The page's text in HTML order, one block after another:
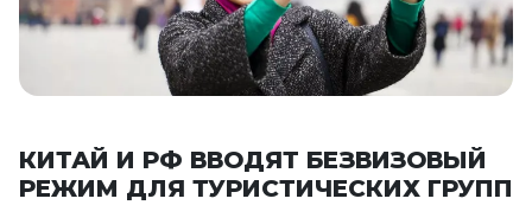
КИТАЙ И РФ ВВОДЯТ БЕЗВИЗОВЫЙ
РЕЖИМ ДЛЯ ТУРИСТИЧЕСКИХ ГРУПП